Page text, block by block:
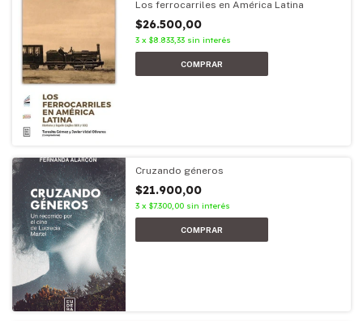
Los ferrocarriles en América Latina
$26.500,00
3 x $8.833,33 sin interés
Cruzando géneros
$21.900,00
3 x $7.300,00 sin interés